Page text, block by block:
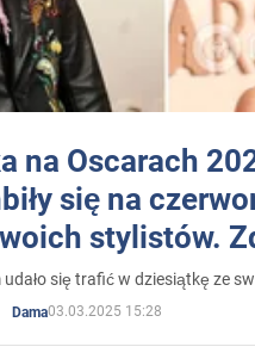
na Oscarach
się na
stylistów.
się trafić w dziesiątkę ze
Dama03.03.2025 15:28